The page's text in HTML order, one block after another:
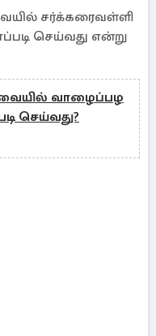
சர்க்கரைவள்ளி
செய்வது என்று
வாழைப்பழ
செய்வது?